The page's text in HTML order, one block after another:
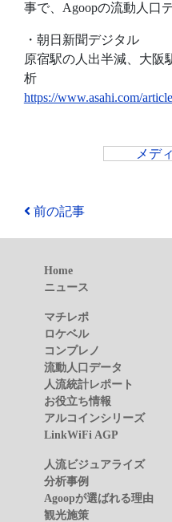
事で、Agoopの流動人口
・朝日新聞デジタル
原宿駅の人出半減、大
析
https://www.asahi.com/
メデ
前の記事
Home
ニュース
マチレポ
ロケベル
コンプレノ
流動人口データ
人流統計レポート
お役立ち情報
アルコインシリーズ
LinkWiFi AGP
人流ビジュアライズ
分析事例
Agoopが選ばれる理由
観光施策